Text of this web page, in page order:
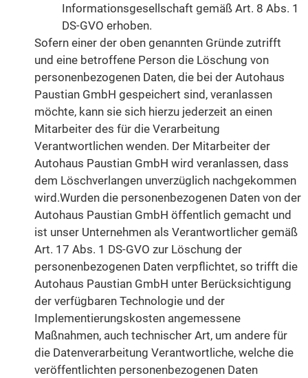
Informationsgesellschaft gemäß Art. 8 Abs. 1
DS-GVO erhoben.
Sofern einer der oben genannten Gründe zutrifft
und eine betroffene Person die Löschung von
personenbezogenen Daten, die bei der Autohaus
Paustian GmbH gespeichert sind, veranlassen
möchte, kann sie sich hierzu jederzeit an einen
Mitarbeiter des für die Verarbeitung
Verantwortlichen wenden. Der Mitarbeiter der
Autohaus Paustian GmbH wird veranlassen, dass
dem Löschverlangen unverzüglich nachgekommen
wird.Wurden die personenbezogenen Daten von der
Autohaus Paustian GmbH öffentlich gemacht und
ist unser Unternehmen als Verantwortlicher gemäß
Art. 17 Abs. 1 DS-GVO zur Löschung der
personenbezogenen Daten verpflichtet, so trifft die
Autohaus Paustian GmbH unter Berücksichtigung
der verfügbaren Technologie und der
Implementierungskosten angemessene
Maßnahmen, auch technischer Art, um andere für
die Datenverarbeitung Verantwortliche, welche die
veröffentlichten personenbezogenen Daten